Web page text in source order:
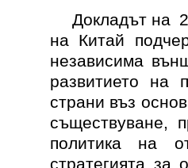
Докладът на
на Китай
независима
развитието на
страни въз
съществуване,
политика на
стратегията за